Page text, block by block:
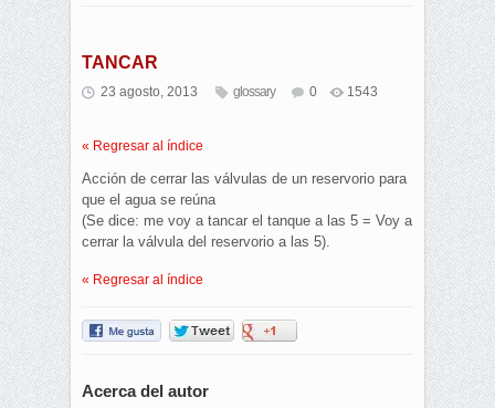
TANCAR
23 agosto, 2013 glossary 0 1543
« Regresar al índice
Acción de cerrar las válvulas de un reservorio para
que el agua se reúna
(Se dice: me voy a tancar el tanque a las 5 = Voy a
cerrar la válvula del reservorio a las 5).
« Regresar al índice
Acerca del autor